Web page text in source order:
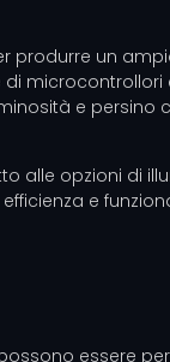
produrre un
di microcontrollori
e persino
alle opzioni di
e
essere